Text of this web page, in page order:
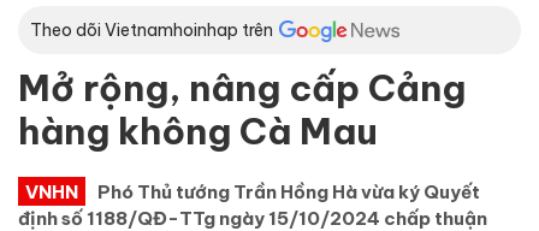
Theo dõi Vietnamhoinhap trên
Mở rộng, nâng cấp Cảng
hàng không Cà Mau
VNHN
Phó Thủ tướng Trần Hồng Hà vừa ký Quyết
định số 1188/QĐ-TTg ngày 15/10/2024 chấp thuận